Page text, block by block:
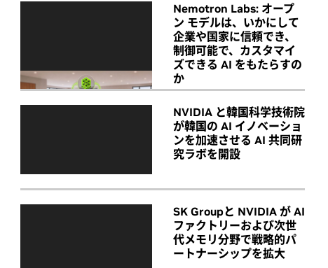
Nemotron Labs: オープ
ン モデルは、いかにして
企業や国家に信頼でき、
制御可能で、カスタマイ
ズできる AI をもたらすの
か
NVIDIA と韓国科学技術院
が韓国の AI イノベーショ
ンを加速させる AI 共同研
究ラボを開設
SK Groupと NVIDIA が AI
ファクトリーおよび次世
代メモリ分野で戦略的パ
ートナーシップを拡大